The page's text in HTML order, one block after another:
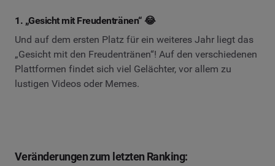
1. „Gesicht mit Freudentränen“ 😂
Und auf dem ersten Platz für ein weiteres Jahr liegt das
„Gesicht mit den Freudentränen“! Auf den verschiedenen
Plattformen findet sich viel Gelächter, vor allem zu
lustigen Videos oder Memes.
Veränderungen zum letzten Ranking: